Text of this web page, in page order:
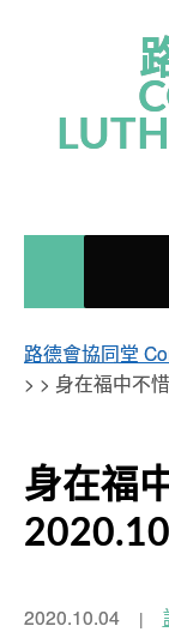
路德會協同堂
> > 身在福中不
身在福
2020.10.04